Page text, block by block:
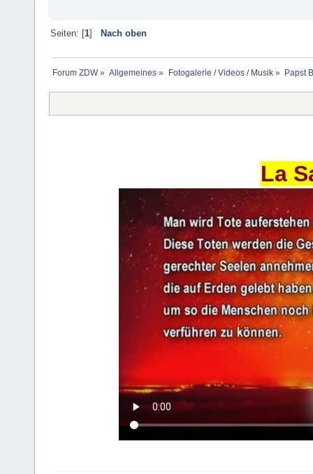
Seiten: [1] Nach oben
Forum ZDW» Allgemeines » Fotogalerie / Videos / Musik» Papst
La